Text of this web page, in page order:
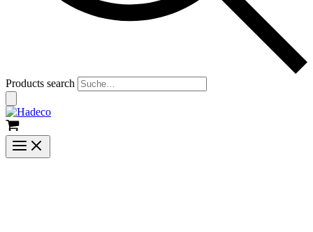
Products search